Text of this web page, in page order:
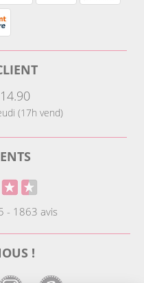
(17h vend)
- 1863 avis
!